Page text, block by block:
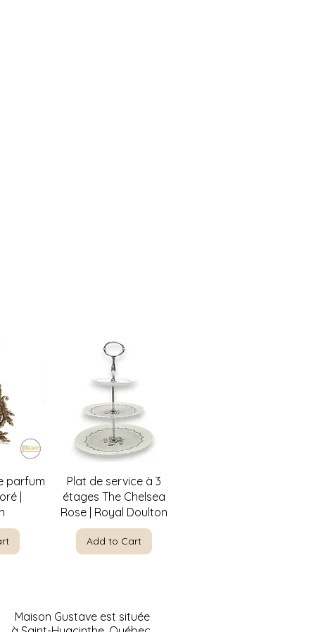
parfum
|
Quick View
Plat de service à 3
étages The Chelsea
Rose | Royal Doulton
Add to Cart
Maison Gustave est située